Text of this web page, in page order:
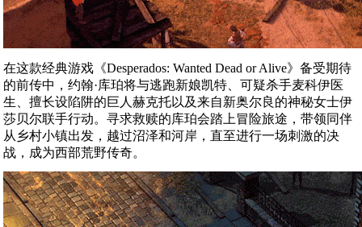
在这款经典游戏《Desperados: Wanted Dead or Alive》备受期待
的前传中，约翰·库珀将与逃跑新娘凯特、可疑杀手麦科伊医
生、擅长设陷阱的巨人赫克托以及来自新奥尔良的神秘女士伊
莎贝尔联手行动。寻求救赎的库珀会踏上冒险旅途，带领同伴
从乡村小镇出发，越过沼泽和河岸，直至进行一场刺激的决
战，成为西部荒野传奇。